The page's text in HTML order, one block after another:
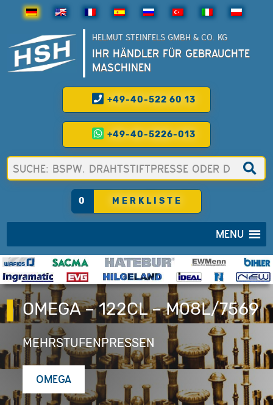
HELMUT STEINFELS GMBH & CO. KG
IHR HÄNDLER FÜR GEBRAUCHTE
MASCHINEN
+49-40-522 60 13
+49-40-5226-013
0 MERKLISTE
MENU
OMEGA – 122CL – M08L/7569
MEHRSTUFENPRESSEN
OMEGA